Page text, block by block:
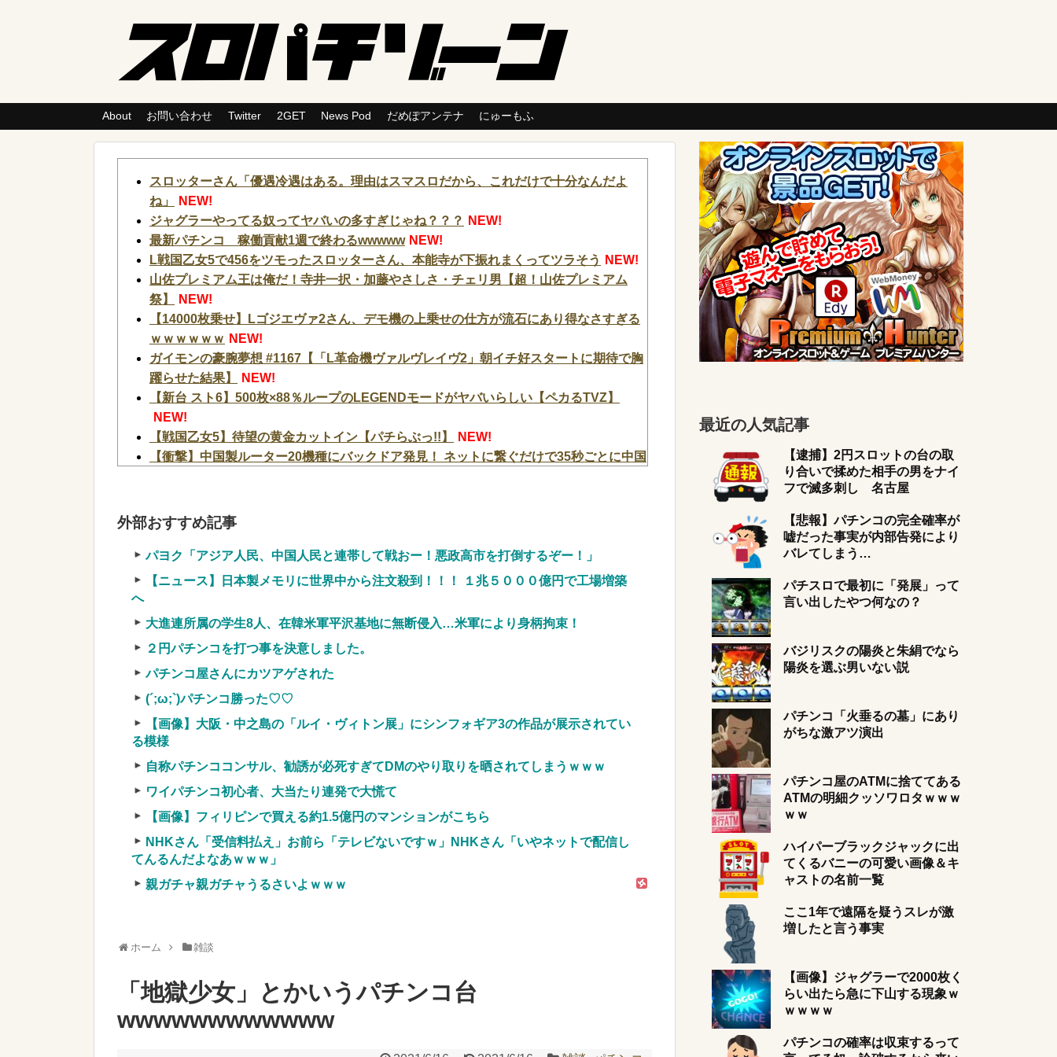
About お問い合わせ Twitter 2GET News Pod だめぽアンテナ にゅーもふ
スロッターさん「優遇冷遇はある。理由はスマスロだから、これだけで十分なんだよ
ね」
NEW!
ジャグラーやってる奴ってヤバいの多すぎじゃね？？？
NEW!
最新パチンコ 稼働貢献1週で終わるwwwww NEW!
L戦国乙女5で456をツモったスロッターさん、本能寺が下振れまくってツラそう
NEW!
山佐プレミアム王は俺だ！寺井一択・加藤やさしさ・チェリ男【超！山佐プレミアム
祭】
NEW!
【14000枚乗せ】Lゴジエヴァ2さん、デモ機の上乗せの仕方が流石にあり得なさすぎる
ｗｗｗｗｗｗ NEW!
ガイモンの豪腕夢想 #1167【「L革命機ヴァルヴレイヴ2」朝イチ好スタートに期待で胸
躍らせた結果】
NEW!
【新台 スト6】500枚×88％ループのLEGENDモードがヤバいらしい【ペカるTVZ】
NEW!
【戦国乙女5】待望の黄金カットイン【パチらぶっ!!】
NEW!
【衝撃】中国製ルーター20機種にバックドア発見！ ネットに繋ぐだけで35秒ごとに中国
SpaceX、米国防関連技術保護を重視し供給連鎖から中国系を完全排除へ 供給業者に
「中国籍人員をSpaceX向けの生産に関わらせないこと」「中国...
【超絶朗報】「れいわ新選組」改め、新党「いのちの党」爆誕！！！うおおおおおおお
お NEW!
w
NEW!
【速報】NHK職員が番組出演タレントから性被害！？←コレマジならヤバくねーか？
NEW!
【緊急】お笑いジャングルポケット斉藤慎二被告に懲役7年の求刑←これ…
【画像】タトゥーだらけの美人海鮮料理人、現る！！←コレはセクシー過ぎてワイらに
実質確率という罠
車上のテントでキャンプ 民泊施設が車のレンタル 五所川原 青森
【競馬・難解】6/30(水)第44回帝王賞(JpnI) Part6 みんなの予想
名機が生まれなかった悲しい枠
Powered by livedoor 相互RSS
外部おすすめ記事
パヨク「アジア人民、中国人民と連帯して戦おー！悪政高市を打倒するぞー！」
【ニュース】日本製メモリに世界中から注文殺到！！！ １兆５０００億円で工場増築
へ
大進連所属の学生8人、在韓米軍平沢基地に無断侵入…米軍により身柄拘束！
２円パチンコを打つ事を決意しました。
パチンコ屋さんにカツアゲされた
(´;ω;`)パチンコ勝った♡♡
【画像】大阪・中之島の「ルイ・ヴィトン展」にシンフォギア3の作品が展示されてい
る模様
自称パチンココンサル、勧誘が必死すぎてDMのやり取りを晒されてしまうｗｗｗ
ワイパチンコ初心者、大当たり連発で大慌て
【画像】フィリピンで買える約1.5億円のマンションがこちら
NHKさん「受信料払え」お前ら「テレビないですｗ」NHKさん「いやネットで配信し
てんるんだよなあｗｗｗ」
親ガチャ親ガチャうるさいよｗｗｗ
ホーム 雑談
「地獄少女」とかいうパチンコ台
wwwwwwwwwwww
最近の人気記事
【逮捕】2円スロットの台の取
り合いで揉めた相手の男をナイ
フで滅多刺し 名古屋
【悲報】パチンコの完全確率が
嘘だった事実が内部告発により
バレてしまう…
パチスロで最初に「発展」って
言い出したやつ何なの？
バジリスクの陽炎と朱絹でなら
陽炎を選ぶ男いない説
パチンコ「火垂るの墓」にあり
がちな激アツ演出
パチンコ屋のATMに捨ててある
ATMの明細クッソワロタｗｗｗ
ｗｗ
ハイパーブラックジャックに出
てくるバニーの可愛い画像＆キ
ャストの名前一覧
ここ1年で遠隔を疑うスレが激
増したと言う事実
【画像】ジャグラーで2000枚く
らい出たら急に下山する現象ｗ
ｗｗｗｗ
パチンコの確率は収束するって